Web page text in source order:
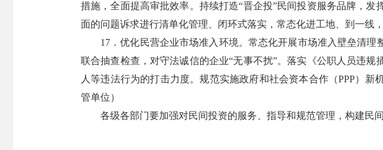
措施，全面提高审批效率。持续打造“晋企投”民间投资服务品牌，
面的问题诉求进行清单化管理、闭环式落实，常态化进工地、到一线
17．优化民营企业市场准入环境。常态化开展市场准入壁垒清
联合抽查检查，对守法诚信的企业“无事不扰”。落实《公职人员违
人等违法行为的打击力度。规范实施政府和社会资本合作（PPP）
管单位）
各级各部门要加强对民间投资的服务、指导和规范管理，构建民